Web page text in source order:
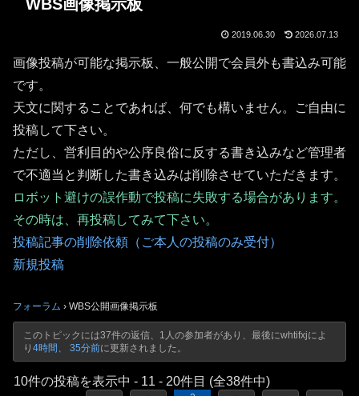
WBS画像掲示板
2019.06.30 2026.07.13
画像投稿が可能な掲示板、一般公開で会員外も書込み可能
です。
天文に関することであれば、何でも構いません。ご自由に
投稿して下さい。
ただし、営利目的や公序良俗に反する書き込みなど管理者
で不適当と判断した書き込みは削除させていただきます。
ロボット避けの誤作動で投稿に失敗する場合があります。
その時は、再投稿してみて下さい。
投稿記事の削除依頼（ご本人の投稿のみ受付）
新規投稿
フォーラム › WBS公開画像掲示板
このトピックには37件の返信、1人の参加者があり、最後にwhtifxjによ
り 4時間、 35分前に更新されました。
10件の投稿を表示中 - 11 - 20件目 (全38件中)